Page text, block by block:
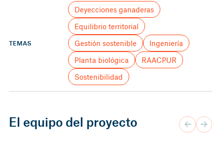
TEMAS
Deyecciones ganaderas
Equilibrio territorial
Gestión sostenible
Ingeniería
Planta biológica
RAACPUR
Sostenibilidad
El equipo del proyecto